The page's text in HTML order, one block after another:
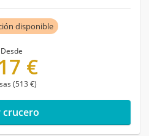
disponible
Desde
€
(513 €)
crucero